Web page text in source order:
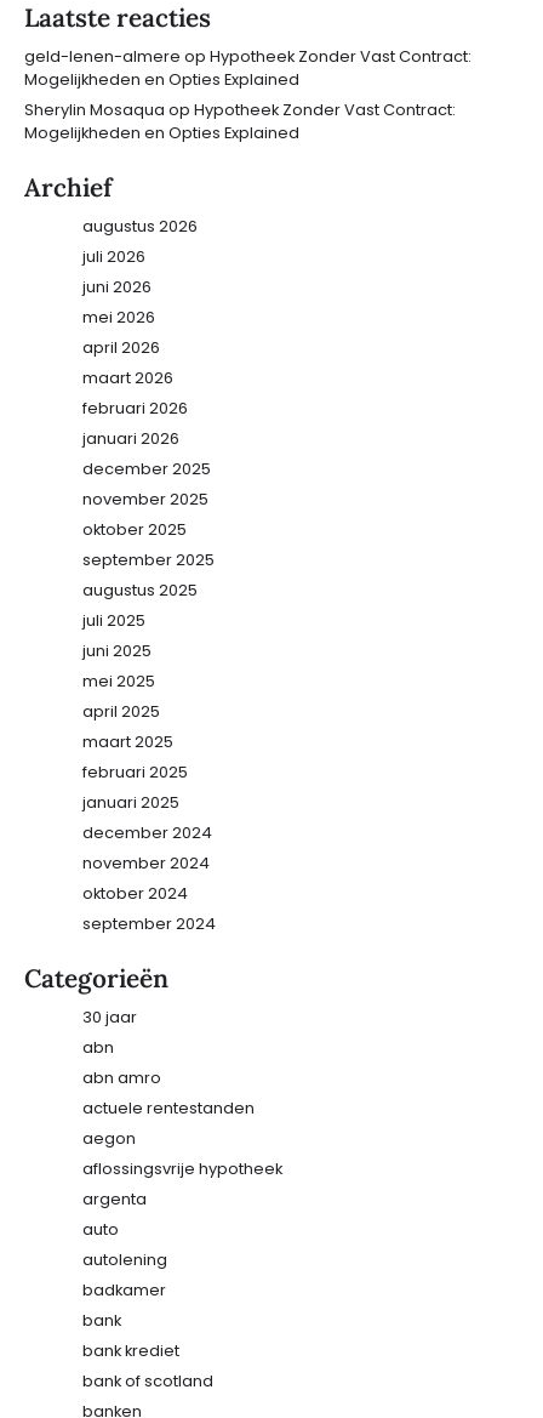
Laatste reacties
geld-lenen-almere op Hypotheek Zonder Vast Contract:
Mogelijkheden en Opties Explained
Sherylin Mosaqua op Hypotheek Zonder Vast Contract:
Mogelijkheden en Opties Explained
Archief
augustus 2026
juli 2026
juni 2026
mei 2026
april 2026
maart 2026
februari 2026
januari 2026
december 2025
november 2025
oktober 2025
september 2025
augustus 2025
juli 2025
juni 2025
mei 2025
april 2025
maart 2025
februari 2025
januari 2025
december 2024
november 2024
oktober 2024
september 2024
Categorieën
30 jaar
abn
abn amro
actuele rentestanden
aegon
aflossingsvrije hypotheek
argenta
auto
autolening
badkamer
bank
bank krediet
bank of scotland
banken